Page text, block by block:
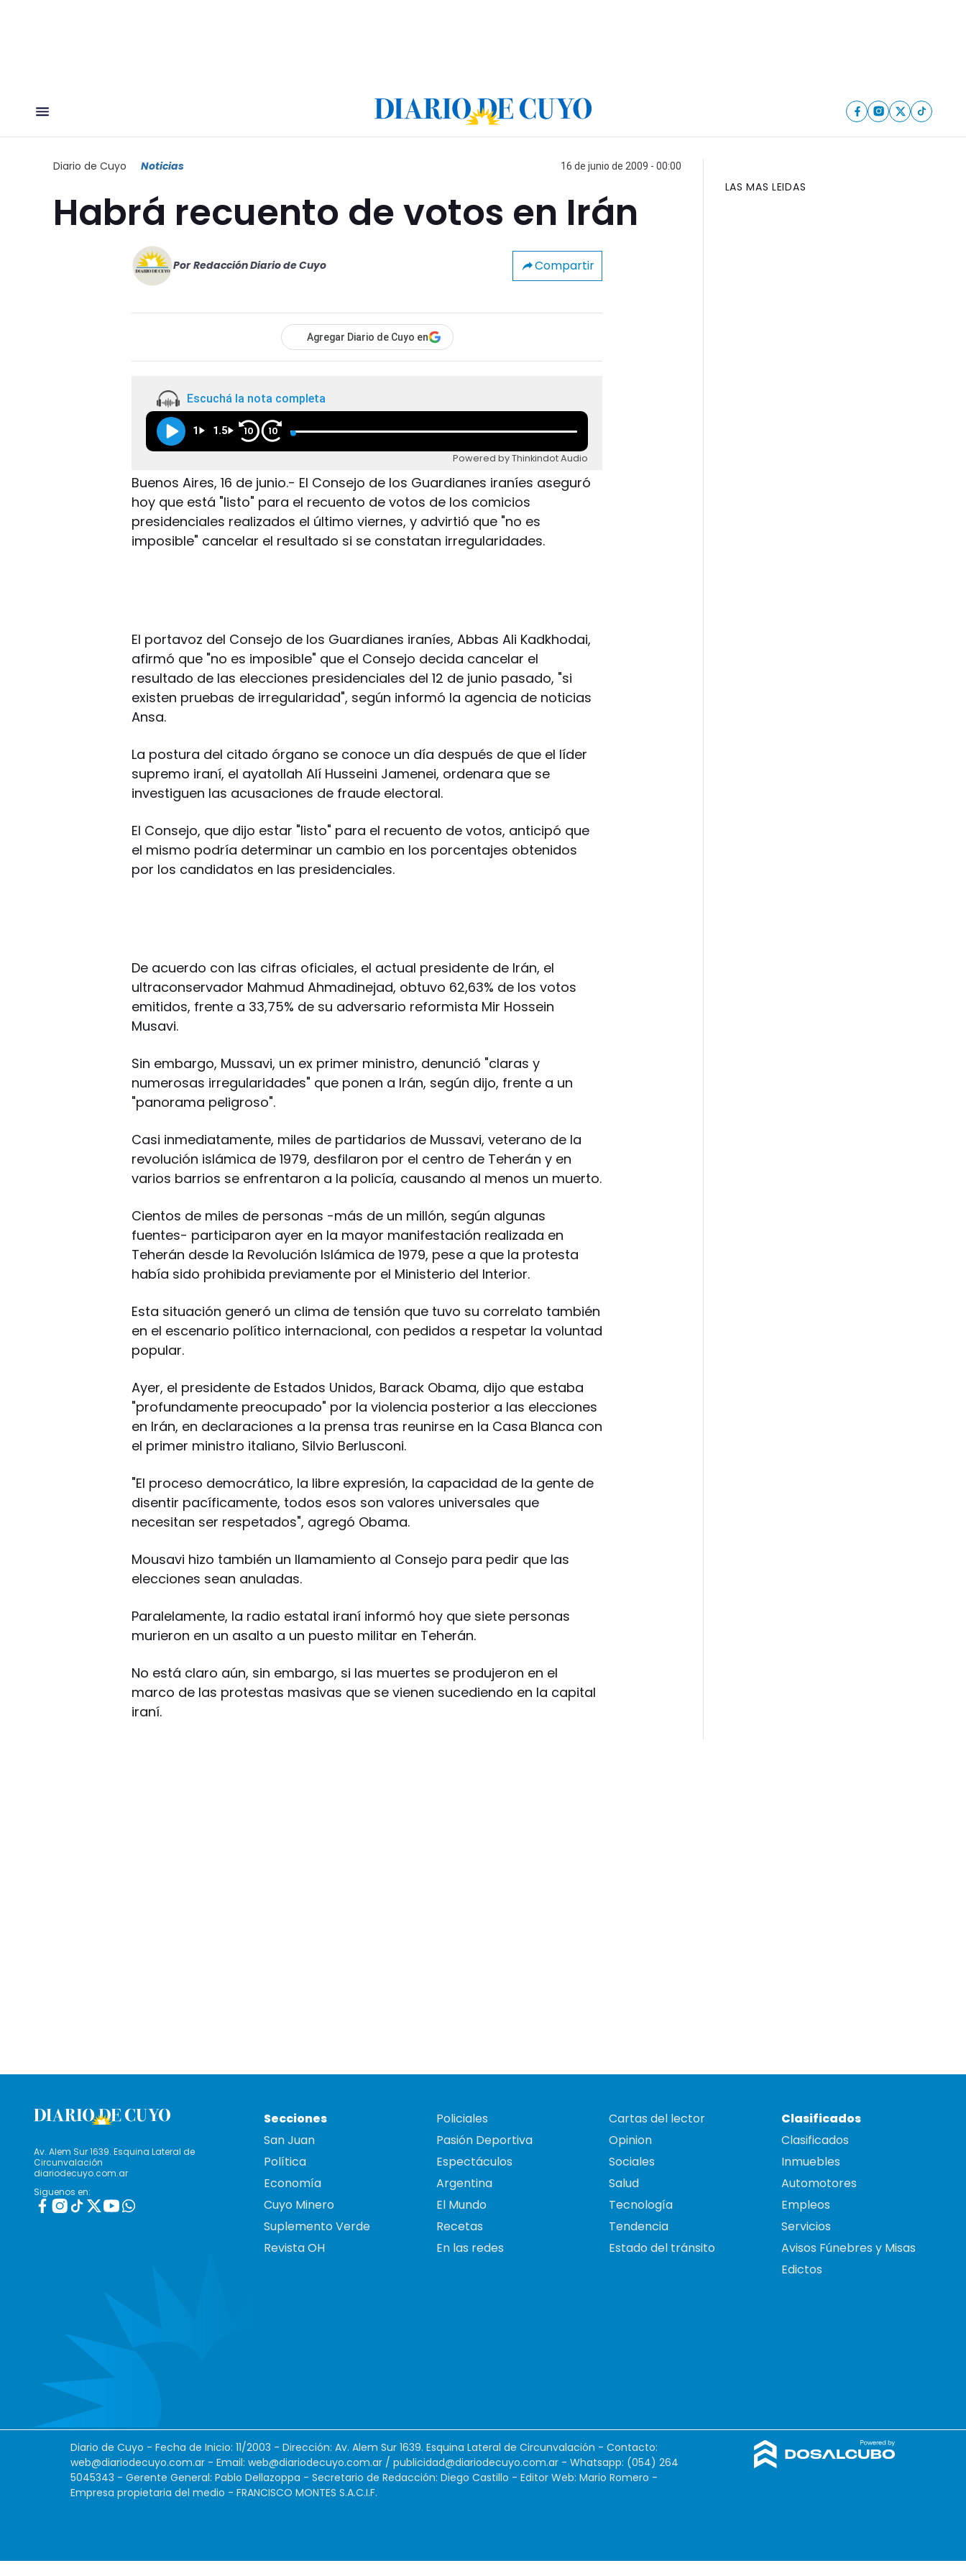
Diario de Cuyo Noticias 16 de junio de 2009 - 00:00
Habrá recuento de votos en Irán
Por Redacción Diario de Cuyo Compartir
Agregar Diario de Cuyo en
Escuchá la nota completa
1 1.5 10 10
Powered by Thinkindot Audio
Buenos Aires, 16 de junio.- El Consejo de los Guardianes iraníes aseguró
hoy que está "listo" para el recuento de votos de los comicios
presidenciales realizados el último viernes, y advirtió que "no es
imposible" cancelar el resultado si se constatan irregularidades.
El portavoz del Consejo de los Guardianes iraníes, Abbas Ali Kadkhodai,
afirmó que "no es imposible" que el Consejo decida cancelar el
resultado de las elecciones presidenciales del 12 de junio pasado, "si
existen pruebas de irregularidad", según informó la agencia de noticias
Ansa.
La postura del citado órgano se conoce un día después de que el líder
supremo iraní, el ayatollah Alí Husseini Jamenei, ordenara que se
investiguen las acusaciones de fraude electoral.
El Consejo, que dijo estar "listo" para el recuento de votos, anticipó que
el mismo podría determinar un cambio en los porcentajes obtenidos
por los candidatos en las presidenciales.
De acuerdo con las cifras oficiales, el actual presidente de Irán, el
ultraconservador Mahmud Ahmadinejad, obtuvo 62,63% de los votos
emitidos, frente a 33,75% de su adversario reformista Mir Hossein
Musavi.
Sin embargo, Mussavi, un ex primer ministro, denunció "claras y
numerosas irregularidades" que ponen a Irán, según dijo, frente a un
"panorama peligroso".
Casi inmediatamente, miles de partidarios de Mussavi, veterano de la
revolución islámica de 1979, desfilaron por el centro de Teherán y en
varios barrios se enfrentaron a la policía, causando al menos un muerto.
Cientos de miles de personas -más de un millón, según algunas
fuentes- participaron ayer en la mayor manifestación realizada en
Teherán desde la Revolución Islámica de 1979, pese a que la protesta
había sido prohibida previamente por el Ministerio del Interior.
Esta situación generó un clima de tensión que tuvo su correlato también
en el escenario político internacional, con pedidos a respetar la voluntad
popular.
Ayer, el presidente de Estados Unidos, Barack Obama, dijo que estaba
"profundamente preocupado" por la violencia posterior a las elecciones
en Irán, en declaraciones a la prensa tras reunirse en la Casa Blanca con
el primer ministro italiano, Silvio Berlusconi.
"El proceso democrático, la libre expresión, la capacidad de la gente de
disentir pacíficamente, todos esos son valores universales que
necesitan ser respetados", agregó Obama.
Mousavi hizo también un llamamiento al Consejo para pedir que las
elecciones sean anuladas.
Paralelamente, la radio estatal iraní informó hoy que siete personas
murieron en un asalto a un puesto militar en Teherán.
No está claro aún, sin embargo, si las muertes se produjeron en el
marco de las protestas masivas que se vienen sucediendo en la capital
iraní.
LAS MAS LEIDAS
Av. Alem Sur 1639. Esquina Lateral de
Circunvalación
diariodecuyo.com.ar
Siguenos en:
Secciones
San Juan
Política
Economía
Cuyo Minero
Suplemento Verde
Revista OH
Policiales
Pasión Deportiva
Espectáculos
Argentina
El Mundo
Recetas
En las redes
Cartas del lector
Opinion
Sociales
Salud
Tecnología
Tendencia
Estado del tránsito
Clasificados
Clasificados
Inmuebles
Automotores
Empleos
Servicios
Avisos Fúnebres y Misas
Edictos
Diario de Cuyo - Fecha de Inicio: 11/2003 - Dirección: Av. Alem Sur 1639. Esquina Lateral de Circunvalación - Contacto:
web@diariodecuyo.com.ar - Email: web@diariodecuyo.com.ar / publicidad@diariodecuyo.com.ar - Whatsapp: (054) 264
5045343 - Gerente General: Pablo Dellazoppa - Secretario de Redacción: Diego Castillo - Editor Web: Mario Romero -
Empresa propietaria del medio - FRANCISCO MONTES S.A.C.I.F.